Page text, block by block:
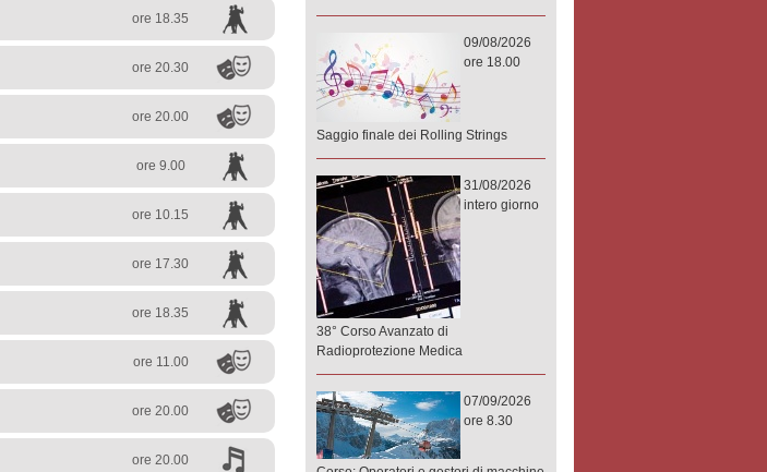
ore 18.35
ore 20.30
ore 20.00
ore 9.00
ore 10.15
ore 17.30
ore 18.35
ore 11.00
ore 20.00
ore 20.00
09/08/2026
ore 18.00
Saggio finale dei Rolling Strings
31/08/2026
intero giorno
38° Corso Avanzato di
Radioprotezione Medica
07/09/2026
ore 8.30